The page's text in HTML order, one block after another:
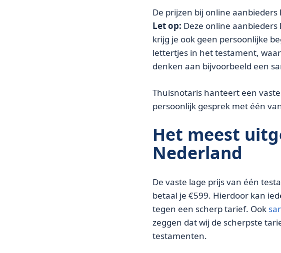
De prijzen bij online
Let op: Deze online
krijg je ook geen persoonlijke
lettertjes in het testament,
denken aan bijvoorbeeld een
Thuisnotaris hanteert een
persoonlijk gesprek met één
Het meest
Nederland
De vaste lage prijs van één
betaal je €599. Hierdoor kan
tegen een scherp tarief. Ook
zeggen dat wij de scherpste
testamenten.